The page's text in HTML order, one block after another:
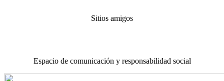
Sitios amigos
Espacio de comunicación y responsabilidad social